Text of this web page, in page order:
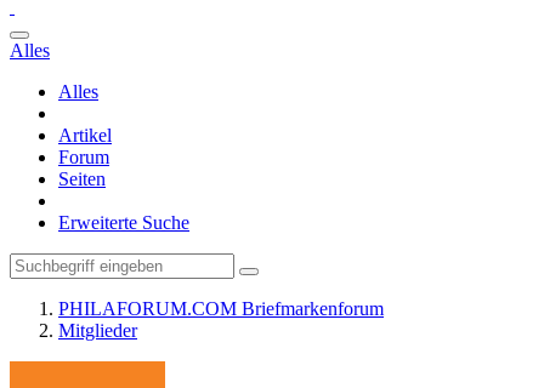
Alles
Alles
Artikel
Forum
Seiten
Erweiterte Suche
PHILAFORUM.COM Briefmarkenforum
Mitglieder